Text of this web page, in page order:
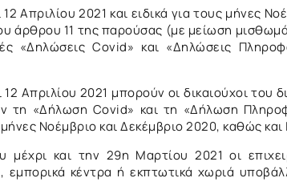
Απριλίου 2021 και ειδικά για τους μήνες
άρθρου 11 της παρούσας (με μείωση
«Δηλώσεις Covid» και «Δηλώσεις
Απριλίου 2021 μπορούν οι δικαιούχοι του
τη «Δήλωση Covid» και τη «Δήλωση
Νοέμβριο και Δεκέμβριο 2020, καθώς και
και την 29η Μαρτίου 2021 οι
κέντρα ή εκπτωτικά χωριά